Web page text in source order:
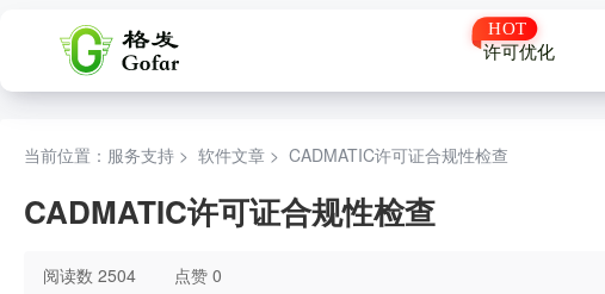
许可优化
当前位置：服务支持 > 软件文章 > CADMATIC许可证合规性检查
CADMATIC许可证合规性检查
阅读数 2504 点赞 0